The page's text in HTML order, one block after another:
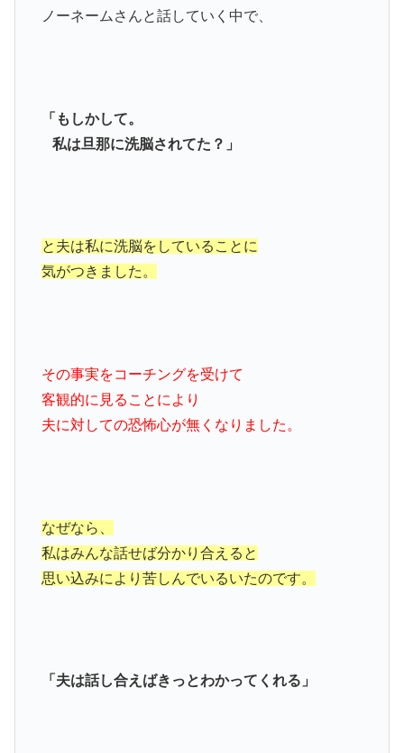
ノーネームさんと話していく中で、
「もしかして。
私は旦那に洗脳されてた？」
と夫は私に洗脳をしていることに
気がつきました。
その事実をコーチングを受けて
客観的に見ることにより
夫に対しての恐怖心が無くなりました。
なぜなら、
私はみんな話せば分かり合えると
思い込みにより苦しんでいるいたのです。
「夫は話し合えばきっとわかってくれる」